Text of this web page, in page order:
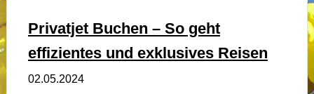
Privatjet Buchen – So geht
effizientes und exklusives Reisen
02.05.2024